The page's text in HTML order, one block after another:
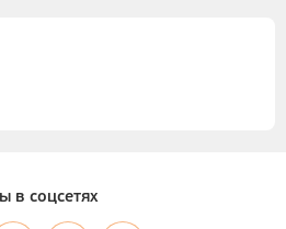
в соцсетях